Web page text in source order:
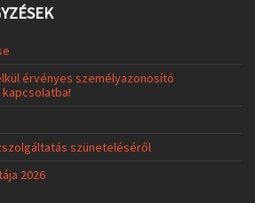
érvényes személyazonosító
szüneteléséről
2026